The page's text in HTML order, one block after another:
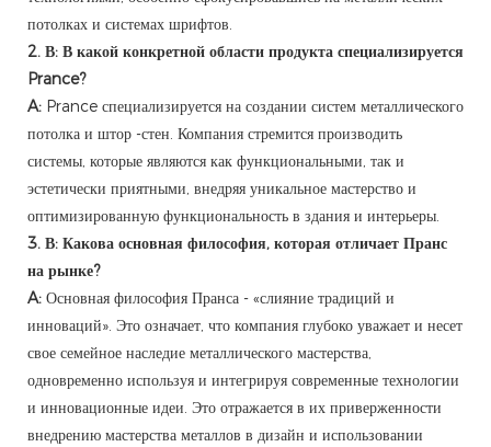
потолках и системах шрифтов.
2. В: В какой конкретной области продукта специализируется
Prance?
A: Prance специализируется на создании систем металлического
потолка и штор -стен. Компания стремится производить
системы, которые являются как функциональными, так и
эстетически приятными, внедряя уникальное мастерство и
оптимизированную функциональность в здания и интерьеры.
3. В: Какова основная философия, которая отличает Пранс
на рынке?
A: Основная философия Пранса - «слияние традиций и
инноваций». Это означает, что компания глубоко уважает и несет
свое семейное наследие металлического мастерства,
одновременно используя и интегрируя современные технологии
и инновационные идеи. Это отражается в их приверженности
внедрению мастерства металлов в дизайн и использовании